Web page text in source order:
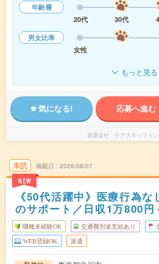
年齢層
20代
30代
男女比率
女性
もっと見る
気になる! 応募へ進む
派遣会社 ケアスタッフィ
未読
NEW
掲載日 2026/08/07
《50代活躍中》医療行為
のサポート／日収1万800円
職種未経験OK 交通費別途支給あり
WEB登録OK 派遣